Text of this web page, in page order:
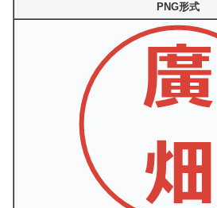
PNG形式